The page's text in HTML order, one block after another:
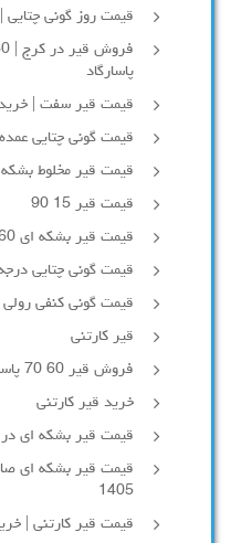
قیمت روز گونی چتایی |
پاسارگاد
قیمت قیر سفت | خرید
قیمت گونی چتایی عمده |
قیمت قیر مخلوط بشکه
قیمت قیر 15 90
قیمت قیر بشکه ای 60 70 | خرید امروز
قیمت گونی چتایی درجه 2 | خرید امروز مرداد
قیمت گونی کنفی رولی
قیر کارتنی
فروش قیر 60 70 پاسارگاد نفت جی اصفهان | خرید امروز
خرید قیر کارتنی
قیمت قیر بشکه ای در
1405
قیمت قیر کارتنی | خرید